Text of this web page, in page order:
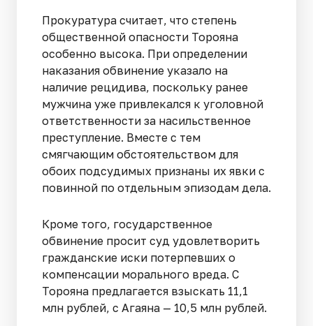
Прокуратура считает, что степень
общественной опасности Торояна
особенно высока. При определении
наказания обвинение указало на
наличие рецидива, поскольку ранее
мужчина уже привлекался к уголовной
ответственности за насильственное
преступление. Вместе с тем
смягчающим обстоятельством для
обоих подсудимых признаны их явки с
повинной по отдельным эпизодам дела.
Кроме того, государственное
обвинение просит суд удовлетворить
гражданские иски потерпевших о
компенсации морального вреда. С
Торояна предлагается взыскать 11,1
млн рублей, с Агаяна — 10,5 млн рублей.